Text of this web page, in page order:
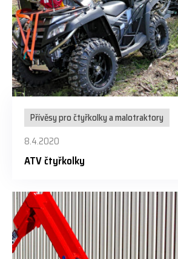
Přívěsy pro čtyřkolky a malotraktory
8.4.2020
ATV čtyřkolky